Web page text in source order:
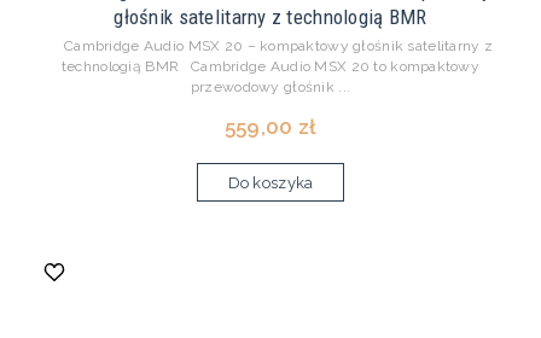
głośnik satelitarny z technologią BMR
Cambridge Audio MSX 20 – kompaktowy głośnik satelitarny z
technologią BMR Cambridge Audio MSX 20 to kompaktowy
przewodowy głośnik ...
559,00 zł
Do koszyka